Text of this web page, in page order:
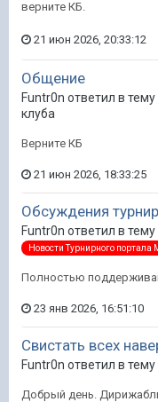
верните КБ.
21 июн 2026, 20:33:12
Общение
Funtr0n ответил в тему
клуба
Верните КБ
21 июн 2026, 18:33:25
Обсуждения
Funtr0n ответил в тему
Новости Турнирного портала
Полностью
23 янв 2026, 16:51:10
Свистать всех
Funtr0n ответил в
Добрый день.